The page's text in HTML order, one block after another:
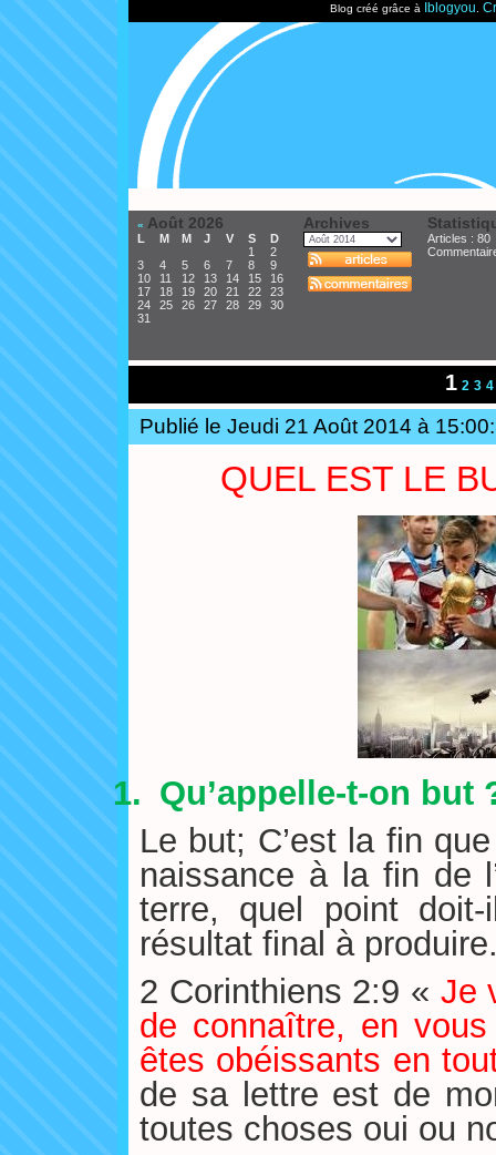
Blog créé grâce à Iblogyou
« Août 2026
L M M J V S
D
1
2
3
4 5 6 7 8
9
10
11 12 13 14 15
16
17
18 19 20 21 22
23
24
25 26 27 28 29
30
31
Archives
Articles : 80
1 2 3 4
Publié le Jeudi 21 Août 2014 à
QUEL EST LE
1. Qu’appelle-t-on but
Le but; C’est la fin
naissance à la fin de
terre, quel point
résultat final à
2 Corinthiens 2:9 « Je
de connaître, en
êtes obéissants en
de sa lettre est de
toutes choses oui ou